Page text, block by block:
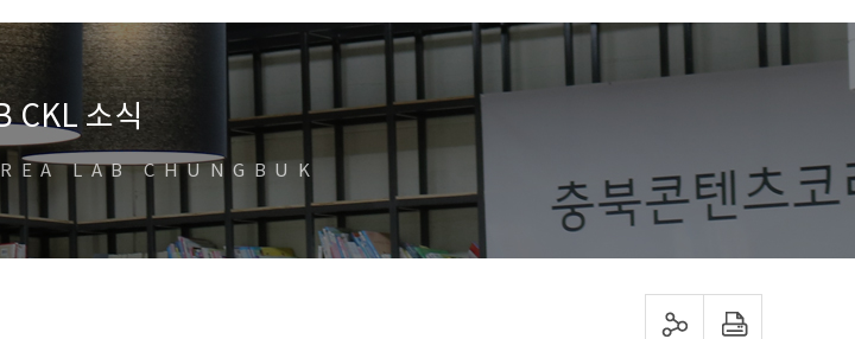
CKL 소식
LAB CHUNGBUK
sns 공유하기 프린트하기